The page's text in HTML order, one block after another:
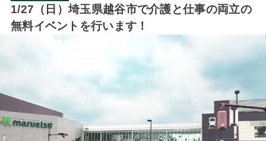
1/27（日）埼玉県越谷市で介護と仕事の両立の
無料イベントを行います！